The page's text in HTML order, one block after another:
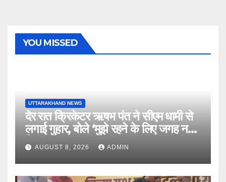
YOU MISSED
UTTARAKHAND NEWS
देर रात क्रिकेटर ऋषभ पंत ने सीएम धामी से
लगाई गुहार, बोले ‘मुझे रहने के लिए जगह नहीं
मिल रही’
AUGUST 8, 2026 ADMIN